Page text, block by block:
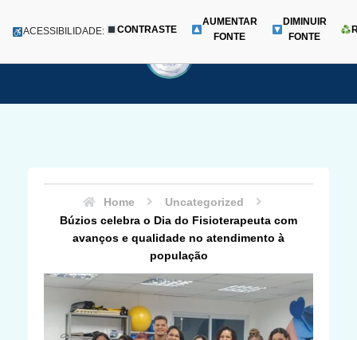
para
Menu
ACESSIBILIDADE: CONTRASTE
AUMENTAR
FONTE
DIMINUIR
FONTE
Home
Uncategorized
Búzios celebra o Dia do Fisioterapeuta com
avanços e qualidade no atendimento à
população